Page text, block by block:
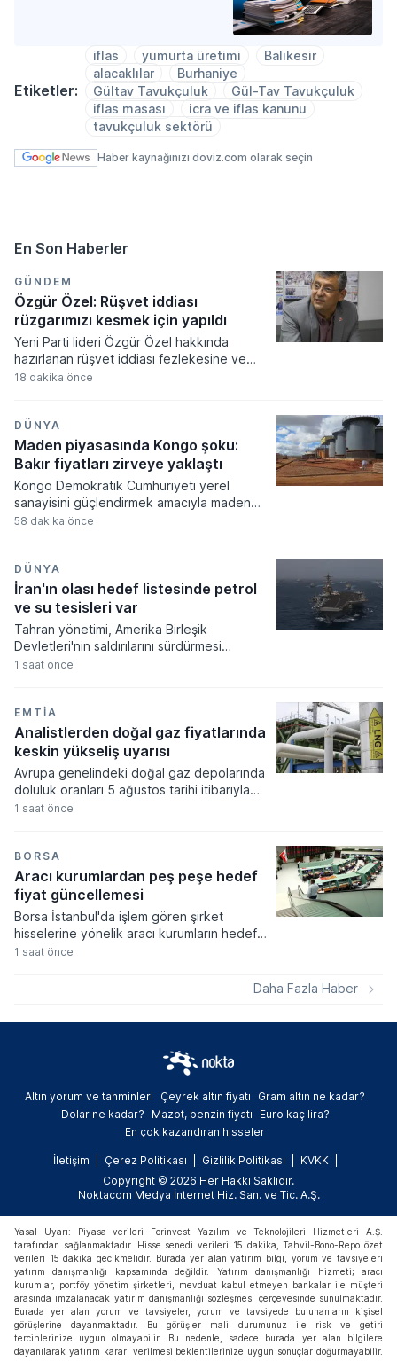
Etiketler:
iflas yumurta üretimi
Balıkesir
alacaklılar
Burhaniye
Gültav Tavukçuluk
Gül-Tav Tavukçuluk
iflas masası
icra ve iflas kanunu
tavukçuluk sektörü
Haber kaynağınızı doviz.com olarak seçin
En Son Haberler
GÜNDEM
Özgür Özel: Rüşvet iddiası
rüzgarımızı kesmek için yapıldı
Yeni Parti lideri Özgür Özel hakkında
hazırlanan rüşvet iddiası fezlekesine ve
partinin güncel oy potansiyeline dair
dokunulmazlık taleplerini siyasi bir hamle
olarak nitelendirirken partisinin bağış
kampanyasıyla topladığı rakamları paylaştı.
18 dakika önce
DÜNYA
Maden piyasasında Kongo şoku:
Bakır fiyatları zirveye yaklaştı
Kongo Demokratik Cumhuriyeti yerel
sanayisini güçlendirmek amacıyla maden
ihracatına kısıtlama getirdi. Bakır ve kobalt
kadar muafiyet tanınmasına imkan veriyor.
58 dakika önce
DÜNYA
İran'ın olası hedef listesinde petrol
ve su tesisleri var
Tahran yönetimi, Amerika Birleşik
Devletleri'nin saldırılarını sürdürmesi
durumunda Körfez ülkelerindeki petrol,
Bölge ülkelerine çağrıda bulunan İran, ABD
Başkanı Donald Trump'ın yeni saldırılardan
vazgeçirilmesi ve mevcut gerilimin
müzakereler yoluyla sonlandırılması için
destek talep etti.
1 saat önce
EMTIA
Analistlerden doğal gaz fiyatlarında
keskin yükseliş uyarısı
Avrupa genelindeki doğal gaz depolarında
doluluk oranları 5 ağustos tarihi itibarıyla
yüzde 57 seviyesine gerileyerek son 15
dönemde kaydedilen en zayıf stok verisi
olarak kayıtlara geçerken enerji arz
güvenliği konusundaki endişeleri artırdı.
1 saat önce
BORSA
Aracı kurumlardan peş peşe hedef
fiyat güncellemesi
Borsa İstanbul'da işlem gören şirket
hisselerine yönelik aracı kurumların hedef
fiyat güncellemeleri bugün oldukça yoğun
Aygaz hisselerinde yukarı yönlü revizyonlar
1 saat önce
Daha Fazla Haber
Altın yorum ve tahminleri Çeyrek altın fiyatı
Gram altın ne kadar?
Dolar ne kadar?
Mazot, benzin fiyatı
Euro kaç lira?
En çok kazandıran hisseler
İletişim Çerez Politikası Gizlilik Politikası
KVKK
Copyright © 2026 Her Hakkı Saklıdır.
Noktacom Medya İnternet Hiz. San. ve Tic. A.Ş.
Yasal Uyarı: Piyasa verileri Forinvest Yazılım ve Teknolojileri Hizmetleri A.Ş.
tarafından sağlanmaktadır. Hisse senedi verileri 15 dakika, Tahvil-Bono-Repo özet
verileri 15 dakika gecikmelidir. Burada yer alan yatırım bilgi, yorum ve tavsiyeleri
yatırım danışmanlığı kapsamında değildir. Yatırım danışmanlığı hizmeti; aracı
kurumlar, portföy yönetim şirketleri, mevduat kabul etmeyen bankalar ile müşteri
arasında imzalanacak yatırım danışmanlığı sözleşmesi çerçevesinde sunulmaktadır.
Burada yer alan yorum ve tavsiyeler, yorum ve tavsiyede bulunanların kişisel
görüşlerine dayanmaktadır. Bu görüşler mali durumunuz ile risk ve getiri
tercihlerinize uygun olmayabilir. Bu nedenle, sadece burada yer alan bilgilere
dayanılarak yatırım kararı verilmesi beklentilerinize uygun sonuçlar doğurmayabilir.